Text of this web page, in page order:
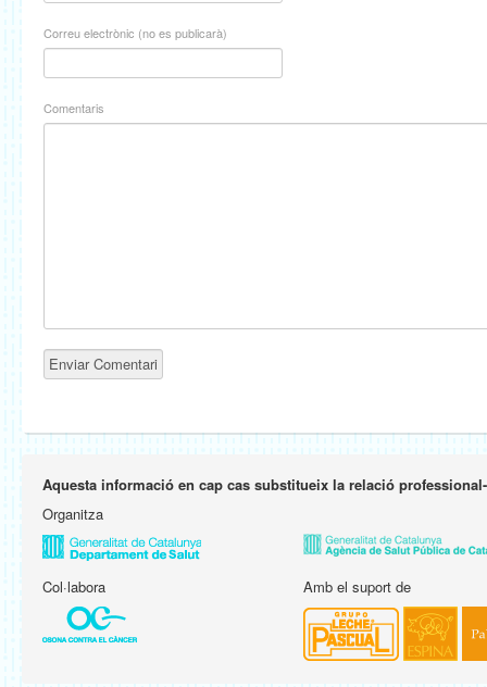
Correu electrònic (no es publicarà)
Comentaris
Aquesta informació en cap cas substitueix la relació
Organitza
Col·labora Amb el suport de